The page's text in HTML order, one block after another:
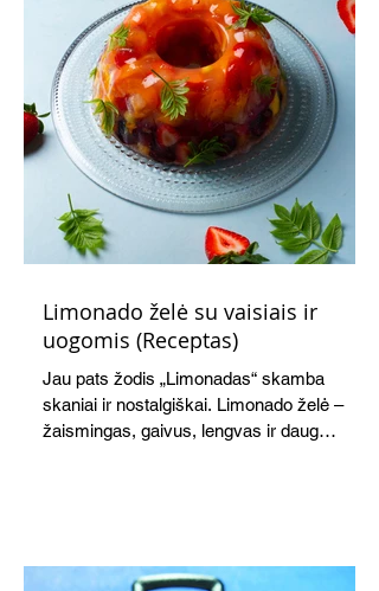
Limonado želė su vaisiais ir
uogomis (Receptas)
Jau pats žodis „Limonadas“ skamba
skaniai ir nostalgiškai. Limonado želė –
žaismingas, gaivus, lengvas ir daug